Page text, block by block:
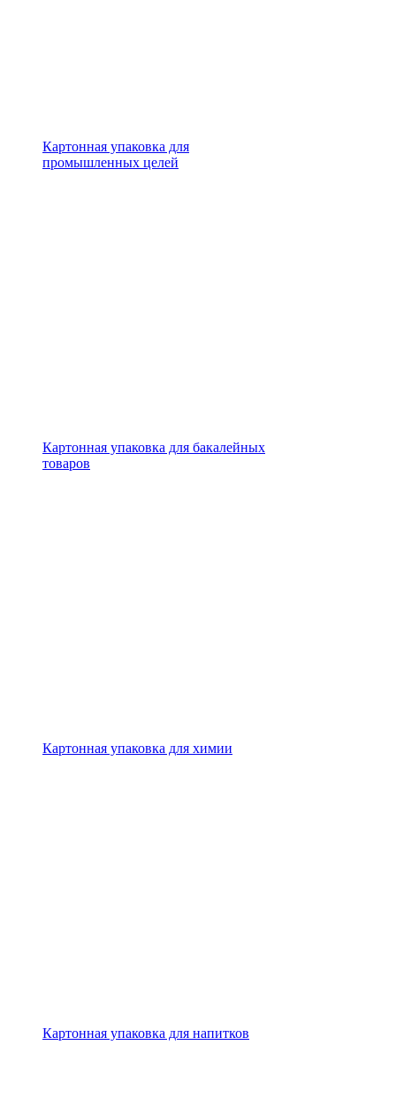
Картонная упаковка для
промышленных целей
Картонная упаковка для бакалейных
товаров
Картонная упаковка для химии
Картонная упаковка для напитков